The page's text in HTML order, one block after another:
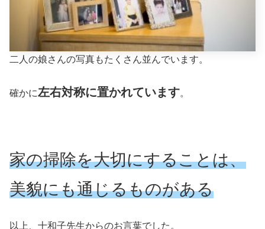
二人の娘さんの写真もたくさん並んでいます。
確かに左右対称に置かれています。
家の掃除を大切にすることは、
美貌にも通じるものがある
以上、十和子先生からのお言葉でした。